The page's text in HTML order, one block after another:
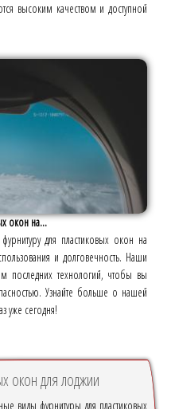
высоким качеством и доступной
окон на...
для пластиковых окон на
и долговечность. Наши
последних технологий, чтобы вы
Узнайте больше о нашей
уже сегодня!
окон для лоджии
виды фурнитуры для пластиковых